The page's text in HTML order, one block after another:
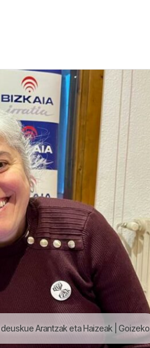
Arantzak eta Haizeak | Goizeko Izarretan